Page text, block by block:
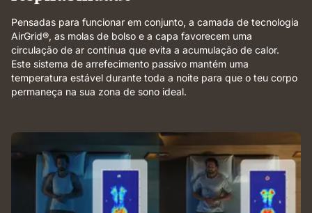
Pensadas para funcionar em conjunto, a camada de tecnologia
AirGrid®, as molas de bolso e a capa favorecem uma
circulação de ar contínua que evita a acumulação de calor.
Este sistema de arrefecimento passivo mantém uma
temperatura estável durante toda a noite para que o teu corpo
permaneça na sua zona de sono ideal.